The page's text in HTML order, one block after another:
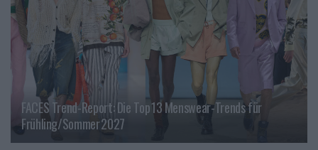
FACES Trend-Report: Die Top 13 Menswear-Trends für
Frühling/Sommer 2027